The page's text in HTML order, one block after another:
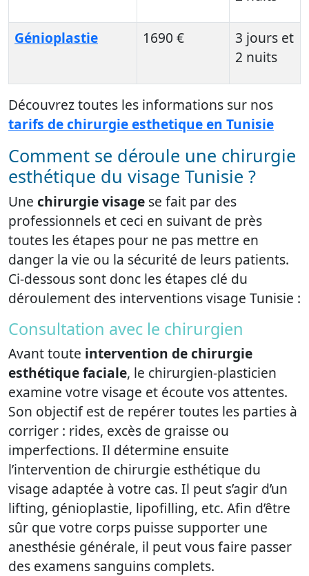
Génioplastie 1690 €
3 jours et
2 nuits
Découvrez toutes les informations sur nos
tarifs de chirurgieesthetiqueen Tunisie
Comment se déroule une chirurgie
esthétique du visage Tunisie ?
Une chirurgie visage se fait par des
professionnels et ceci en suivant de près
toutes les étapes pour ne pas mettre en
danger la vie ou la sécurité de leurs patients.
Ci-dessous sont donc les étapes clé du
déroulement des interventions visage Tunisie :
Consultation avec le chirurgien
Avant toute intervention de chirurgie
esthétique faciale, le chirurgien-plasticien
examine votre visage et écoute vos attentes.
Son objectif est de repérer toutes les parties à
corriger : rides, excès de graisse ou
imperfections. Il détermine ensuite
l’intervention de chirurgie esthétique du
visage adaptée à votre cas. Il peut s’agir d’un
lifting, génioplastie, lipofilling, etc. Afin d’être
sûr que votre corps puisse supporter une
anesthésie générale, il peut vous faire passer
des examens sanguins complets.